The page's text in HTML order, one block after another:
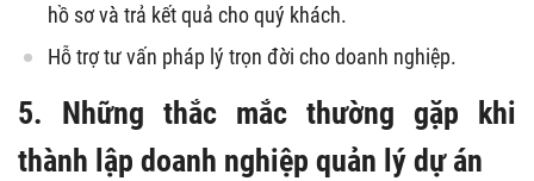
hồ sơ và trả kết quả cho quý khách.
Hỗ trợ tư vấn pháp lý trọn đời cho doanh nghiệp.
5. Những thắc mắc thường gặp khi
thành lập doanh nghiệp quản lý dự án